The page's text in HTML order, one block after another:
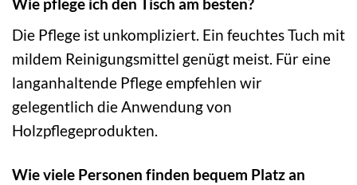
Die Pflege ist unkompliziert. Ein feuchtes Tuch mit
mildem Reinigungsmittel genügt meist. Für eine
langanhaltende Pflege empfehlen wir
gelegentlich die Anwendung von
Holzpflegeprodukten.
Wie viele Personen finden bequem Platz an